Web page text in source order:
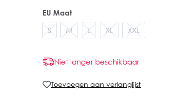
EU Maat
S
M L XL XXL
Niet langer beschikbaar
Toevoegen aan verlanglijst